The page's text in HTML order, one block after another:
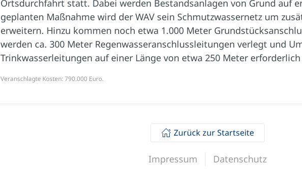
Ortsdurchfahrt statt. Dabei werden Bestandsanlagen von Grund auf
geplanten Maßnahme wird der WAV sein Schmutzwassernetz um
erweitern. Hinzu kommen noch etwa 1.000 Meter
werden ca. 300 Meter Regenwasseranschlussleitungen verlegt und
Trinkwasserleitungen auf einer Länge von etwa 250 Meter
Veranschlagte Kosten: 790.000 Euro.
Zurück zur Startseite
Impressum Datenschutz